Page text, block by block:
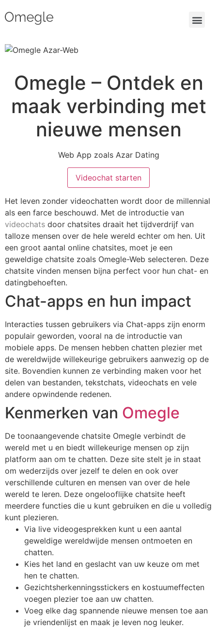
Omegle – Ontdek en
maak verbinding met
nieuwe mensen
Web App zoals Azar Dating
Videochat starten
Het leven zonder videochatten wordt door de millennial
als een farce beschouwd. Met de introductie van
videochats door chatsites draait het tijdverdrijf van
talloze mensen over de hele wereld echter om hen. Uit
een groot aantal online chatsites, moet je een
geweldige chatsite zoals Omegle-Web selecteren. Deze
chatsite vinden mensen bijna perfect voor hun chat- en
datingbehoeften.
Chat-apps en hun impact
Interacties tussen gebruikers via Chat-apps zijn enorm
populair geworden, vooral na de introductie van
mobiele apps. De mensen hebben chatten plezier met
de wereldwijde willekeurige gebruikers aanwezig op de
site. Bovendien kunnen ze verbinding maken voor het
delen van bestanden, tekstchats, videochats en vele
andere opwindende redenen.
Kenmerken van Omegle
De toonaangevende chatsite Omegle verbindt de
wereld met u en biedt willekeurige mensen op zijn
platform aan om te chatten. Deze site stelt je in staat
om wederzijds over jezelf te delen en ook over
verschillende culturen en mensen van over de hele
wereld te leren. Deze ongelooflijke chatsite heeft
meerdere functies die u kunt gebruiken en die u volledig
kunt plezieren.
Via live videogesprekken kunt u een aantal
geweldige wereldwijde mensen ontmoeten en
chatten.
Kies het land en geslacht van uw keuze om met
hen te chatten.
Gezichtsherkenningsstickers en kostuumeffecten
voegen plezier toe aan uw chatten.
Voeg elke dag spannende nieuwe mensen toe aan
je vriendenlijst en maak je leven nog leuker.